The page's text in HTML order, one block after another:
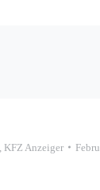
KFZ Anzeiger